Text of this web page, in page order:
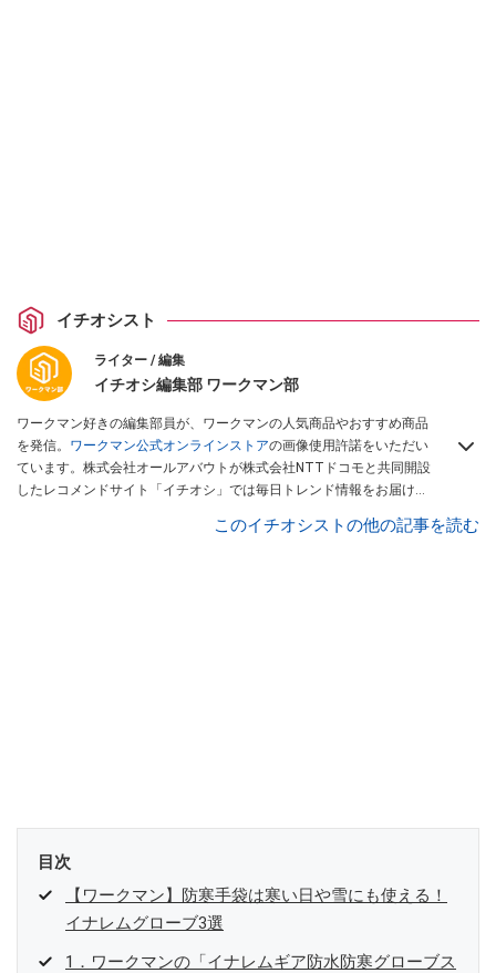
イチオシスト
ライター / 編集
イチオシ編集部 ワークマン部
ワークマン好きの編集部員が、ワークマンの人気商品やおすすめ商品
を発信。 ワークマン公式オンラインストアの画像使用許諾をいただい
ています。株式会社オールアバウトが株式会社NTTドコモと共同開設
したレコメンドサイト「イチオシ」では毎日トレンド情報をお届け。
このイチオシストの他の記事を読む
目次
【ワークマン】防寒手袋は寒い日や雪にも使える！
イナレムグローブ3選
1．ワークマンの「イナレムギア防水防寒グローブス